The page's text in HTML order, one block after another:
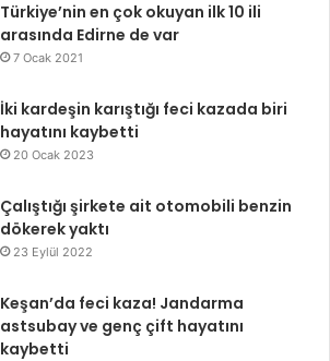
Türkiye’nin en çok okuyan ilk 10 ili
arasında Edirne de var
7 Ocak 2021
İki kardeşin karıştığı feci kazada biri
hayatını kaybetti
20 Ocak 2023
Çalıştığı şirkete ait otomobili benzin
dökerek yaktı
23 Eylül 2022
Keşan’da feci kaza! Jandarma
astsubay ve genç çift hayatını
kaybetti